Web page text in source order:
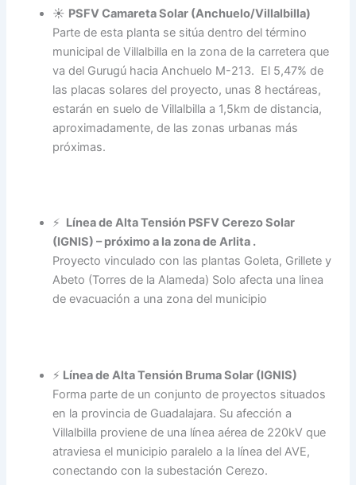
☀️ PSFV Camareta Solar (Anchuelo/Villalbilla)
Parte de esta planta se sitúa dentro del término
municipal de Villalbilla en la zona de la carretera que
va del Gurugú hacia Anchuelo M-213. El 5,47% de
las placas solares del proyecto, unas 8 hectáreas,
estarán en suelo de Villalbilla a 1,5km de distancia,
aproximadamente, de las zonas urbanas más
próximas.
⚡ Línea de Alta Tensión PSFV Cerezo Solar
(IGNIS) – próximo a la zona de Arlita .
Proyecto vinculado con las plantas Goleta, Grillete y
Abeto (Torres de la Alameda) Solo afecta una linea
de evacuación a una zona del municipio
⚡ Línea de Alta Tensión Bruma Solar (IGNIS)
Forma parte de un conjunto de proyectos situados
en la provincia de Guadalajara. Su afección a
Villalbilla proviene de una línea aérea de 220kV que
atraviesa el municipio paralelo a la línea del AVE,
conectando con la subestación Cerezo.